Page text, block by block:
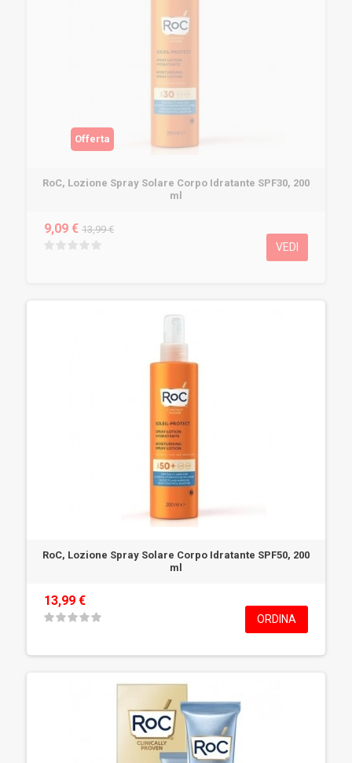
Offerta
RoC, Lozione Spray Solare Corpo Idratante SPF30, 200
ml
9,09 € 13,99 €
VEDI
RoC, Lozione Spray Solare Corpo Idratante SPF50, 200
ml
13,99 €
ORDINA